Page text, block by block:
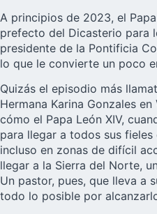
A principios de 2023, el
prefecto del Dicasterio para
presidente de la Pontificia
lo que le convierte un poco
Quizás el episodio más
Hermana Karina Gonzales
cómo el Papa León XIV,
para llegar a todos sus
incluso en zonas de difícil
llegar a la Sierra del Norte,
Un pastor, pues, que lleva a
todo lo posible por